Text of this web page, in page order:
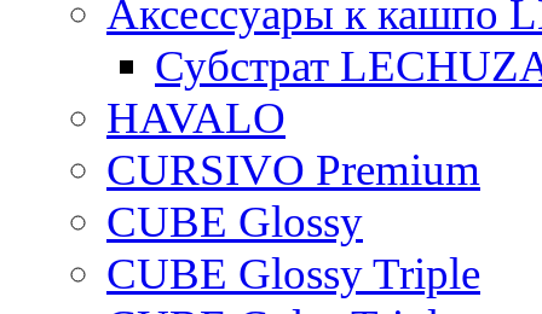
Аксессуары к кашпо
Субстрат
HAVALO
CURSIVO Premium
CUBE Glossy
CUBE Glossy Triple